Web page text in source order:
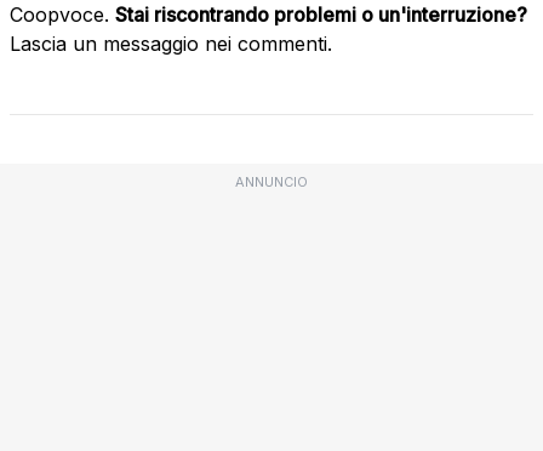
Coopvoce. Stai riscontrando problemi o un'interruzione?
Lascia un messaggio nei commenti.
ANNUNCIO